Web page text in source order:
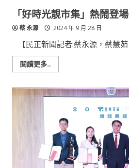
「好時光靚市集」熱鬧登場
蔡 永源 2024 年 9 月 28 日
【民正新聞記者:蔡永源，蔡慧茹
閱讀更多..
more
時
光
集」
鬧
登
場